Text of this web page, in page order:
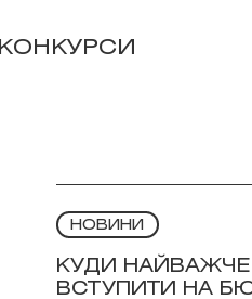
КОНКУРСИ
НОВИНИ
КУДИ НАЙВАЖЧЕ
ВСТУПИТИ НА